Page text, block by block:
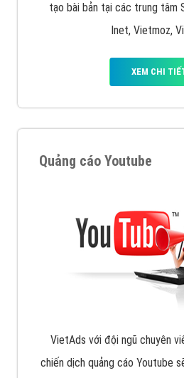
tạo bài bản tại các trung tâm
Inet, Vietmoz,
XEM CHI
Quảng cáo Youtube
VietAds với đội ngũ chuyên
chiến dịch quảng cáo Youtube